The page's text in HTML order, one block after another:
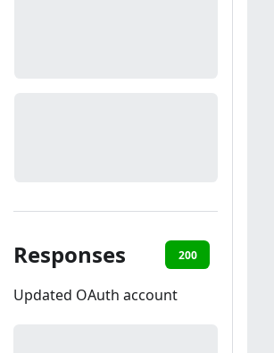
Responses 200
Updated OAuth account